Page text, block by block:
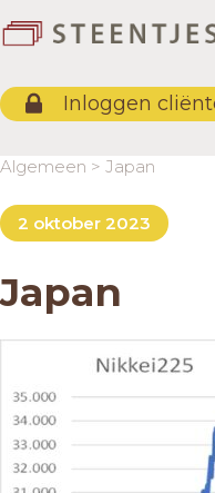
Inloggen
Algemeen > Japan
2 oktober 2023
Japan
Protocol
Duurzaamheid
Beloningsbeleid